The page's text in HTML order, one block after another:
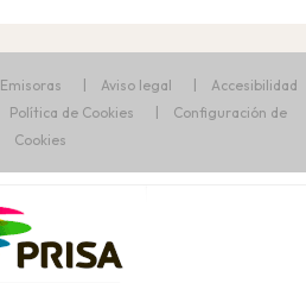
Emisoras Aviso legal
Accesibilidad
Política de Cookies
Configuración de
Cookies